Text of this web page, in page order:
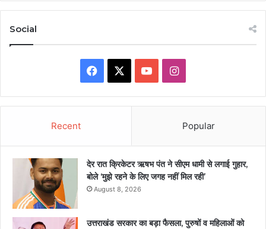
Social
Facebook YouTubeInstagram
Recent Popular
देर रात क्रिकेटर ऋषभ पंत ने सीएम धामी से लगाई गुहार,
बोले ‘मुझे रहने के लिए जगह नहीं मिल रही’
August 8, 2026
उत्तराखंड सरकार का बड़ा फैसला, पुरुषों व महिलाओं को